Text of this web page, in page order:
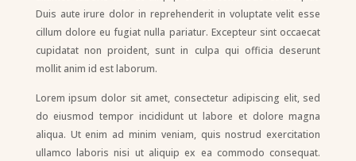
Duis aute irure dolor in reprehenderit in voluptate velit esse
cillum dolore eu fugiat nulla pariatur. Excepteur sint occaecat
cupidatat non proident, sunt in culpa qui officia deserunt
mollit anim id est laborum.
Lorem ipsum dolor sit amet, consectetur adipiscing elit, sed
do eiusmod tempor incididunt ut labore et dolore magna
aliqua. Ut enim ad minim veniam, quis nostrud exercitation
ullamco laboris nisi ut aliquip ex ea commodo consequat.